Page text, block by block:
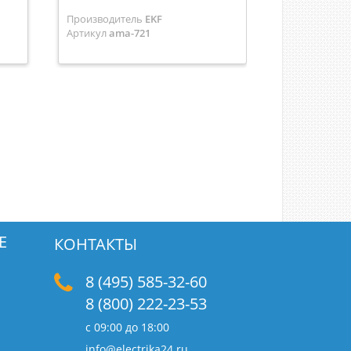
Производитель EKF
Артикулama-721
КОНТАКТЫ
8 (495) 585-32-60
8 (800) 222-23-53
с 09:00 до 18:00